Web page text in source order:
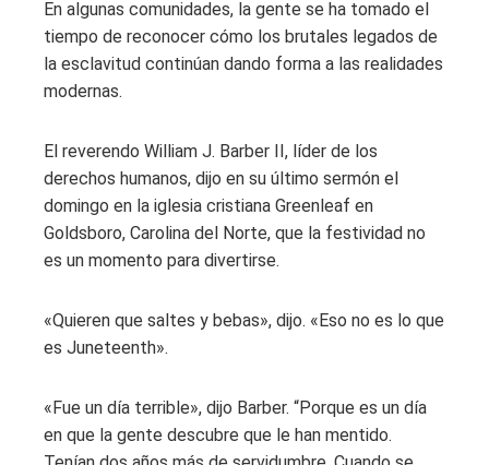
En algunas comunidades, la gente se ha tomado el
tiempo de reconocer cómo los brutales legados de
la esclavitud continúan dando forma a las realidades
modernas.
El reverendo William J. Barber II, líder de los
derechos humanos, dijo en su último sermón el
domingo en la iglesia cristiana Greenleaf en
Goldsboro, Carolina del Norte, que la festividad no
es un momento para divertirse.
«Quieren que saltes y bebas», dijo. «Eso no es lo que
es Juneteenth».
«Fue un día terrible», dijo Barber. “Porque es un día
en que la gente descubre que le han mentido.